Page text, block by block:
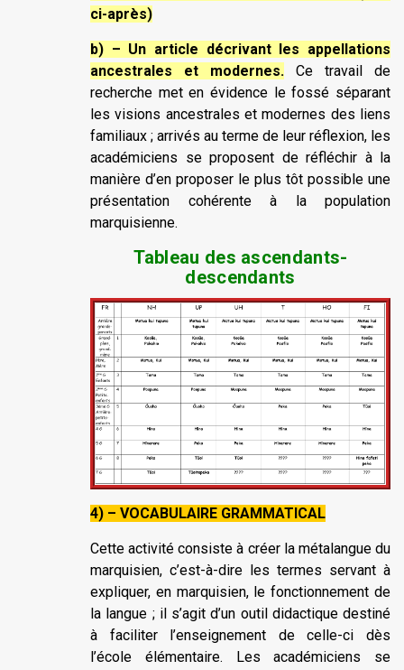
ci-après)
b) – Un article décrivant les appellations
ancestrales et modernes. Ce travail de
recherche met en évidence le fossé séparant
les visions ancestrales et modernes des liens
familiaux ; arrivés au terme de leur réflexion, les
académiciens se proposent de réfléchir à la
manière d’en proposer le plus tôt possible une
présentation cohérente à la population
marquisienne.
Tableau des ascendants-
descendants
4) – VOCABULAIRE GRAMMATICAL
Cette activité consiste à créer la métalangue du
marquisien, c’est-à-dire les termes servant à
expliquer, en marquisien, le fonctionnement de
la langue ; il s’agit d’un outil didactique destiné
à faciliter l’enseignement de celle-ci dès
l’école élémentaire. Les académiciens se